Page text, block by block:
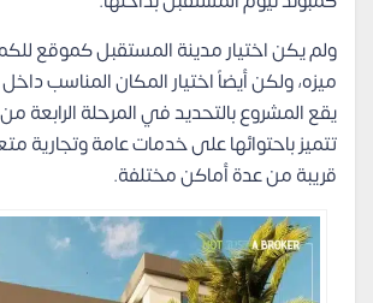
ولم يكن اختيار مدينة المستقبل كموقع
ميزه، ولكن أيضاً اختيار المكان المناسب
يقع المشروع بالتحديد في المرحلة الرابعة
تتميز باحتوائها على خدمات عامة وتجارية
قريبة من عدة أماكن مختلفة.